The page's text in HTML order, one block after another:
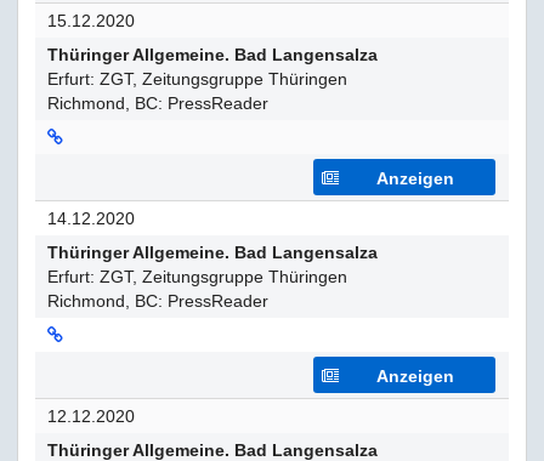
15.12.2020
Thüringer Allgemeine. Bad Langensalza
Erfurt: ZGT, Zeitungsgruppe Thüringen
Richmond, BC: PressReader
Anzeigen
14.12.2020
Thüringer Allgemeine. Bad Langensalza
Erfurt: ZGT, Zeitungsgruppe Thüringen
Richmond, BC: PressReader
Anzeigen
12.12.2020
Thüringer Allgemeine. Bad Langensalza